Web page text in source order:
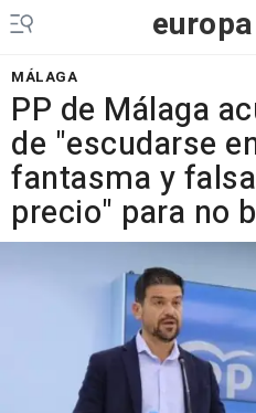
europa
MÁLAGA
PP de Málaga
de "escudarse
fantasma y
precio" para no